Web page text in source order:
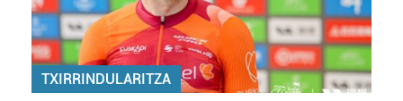
TXIRRINDULARITZA